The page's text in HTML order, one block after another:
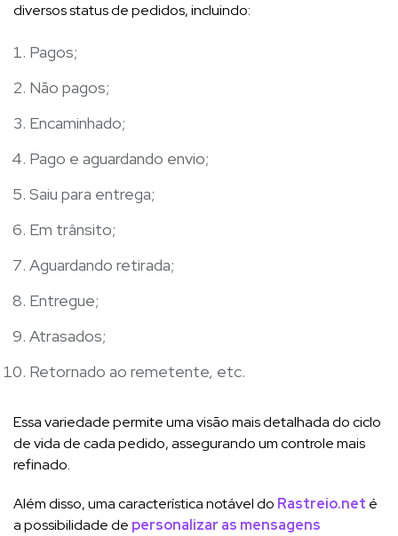
diversos status de pedidos, incluindo:
Pagos;
Não pagos;
Encaminhado;
Pago e aguardando envio;
Saiu para entrega;
Em trânsito;
Aguardando retirada;
Entregue;
Atrasados;
Retornado ao remetente, etc.
Essa variedade permite uma visão mais detalhada do ciclo
de vida de cada pedido, assegurando um controle mais
refinado.
Além disso, uma característica notável do Rastreio.net é
a possibilidade de personalizar as mensagens